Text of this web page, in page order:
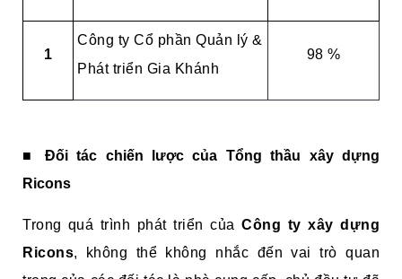
1
Công ty Cổ phần Quản lý &
Phát triển Gia Khánh
98 %
■ Đối tác chiến lược của Tổng thầu xây dựng
Ricons
Trong quá trình phát triển củaCông ty xây dựng
Ricons, không thể không nhắc đến vai trò quan